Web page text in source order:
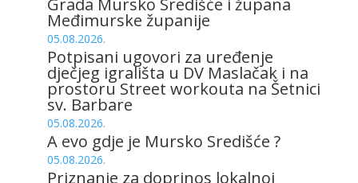
Grada Mursko Središće i župana
Međimurske županije
05.08.2026.
Potpisani ugovori za uređenje
dječjeg igrališta u DV Maslačak i na
prostoru Street workouta na Šetnici
sv. Barbare
05.08.2026.
A evo gdje je Mursko Središće ?
05.08.2026.
Priznanje za doprinos lokalnoj